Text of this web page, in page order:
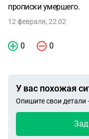
прописки умершего.
12 февраля, 22:02
0 0
У вас похожая
Опишите свои детали